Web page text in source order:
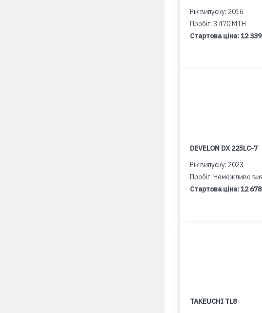
Рік випуску: 2016
Пробіг: 3 470 MTH
Стартова ціна:12
DEVELON DX 225LC-7
Рік випуску: 2023
Пробіг: Неможливо
Стартова ціна:12
TAKEUCHI TL8